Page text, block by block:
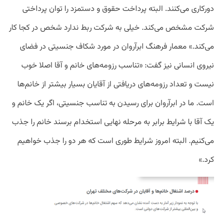
دورکاری می‌کنند. البته پرداخت حقوق و دستمزد را توان پرداختی
شرکت مشخص می‌کند. خیلی به شرکت ربط ندارد شخص در کجا کار
می‌کند.» معمار فرهنگ ابرآروان در مورد شکاف جنسیتی در فضای
نیروی انسانی نیز گفت: «تناسب رزومه‌‌های خانم و آقا اصلا خوب
نیست و تعداد رزومه‌های دریافتی از آقایان بسیار بیشتر از خانم‌ها
است. ما در ابرآروان برای رسیدن به تناسب جنسیتی، اگر یک خانم و
یک آقا با شرایط برابر به مرحله نهایی استخدام برسند خانم را جذب
می‌کنیم. البته امروز شرایط طوری است که هر دو را جذب خواهیم
کرد.»